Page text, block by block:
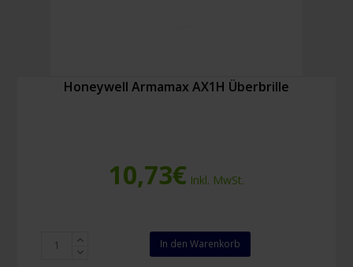
Honeywell Armamax AX1H Überbrille
10,73€ Inkl. MwSt.
Honeywell
Armamax
In den Warenkorb